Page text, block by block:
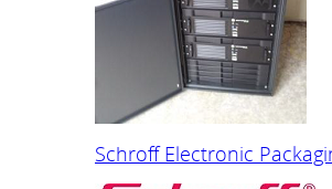
Schroff Electronic